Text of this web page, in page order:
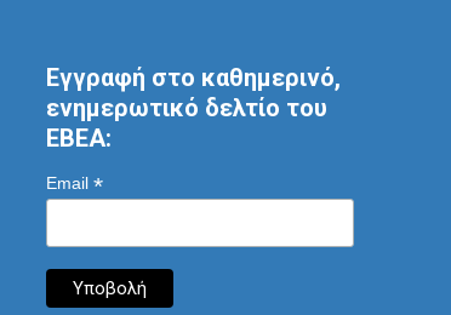
Εγγραφή στο καθημερινό,
ενημερωτικό δελτίο του
ΕΒΕΑ:
Email *